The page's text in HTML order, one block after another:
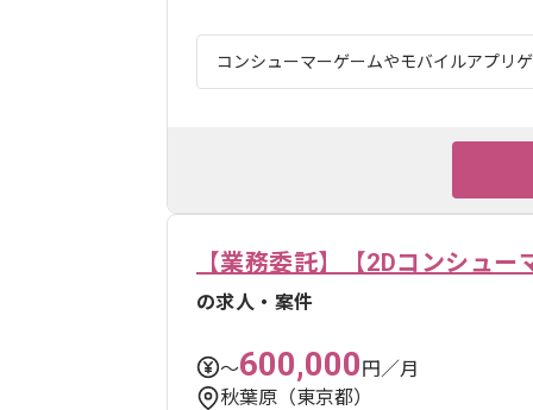
コンシューマーゲームやモバイルアプリ
【業務委託】【2Dコンシュ
の求人・案件
〜600,000円／月
秋葉原（東京都）